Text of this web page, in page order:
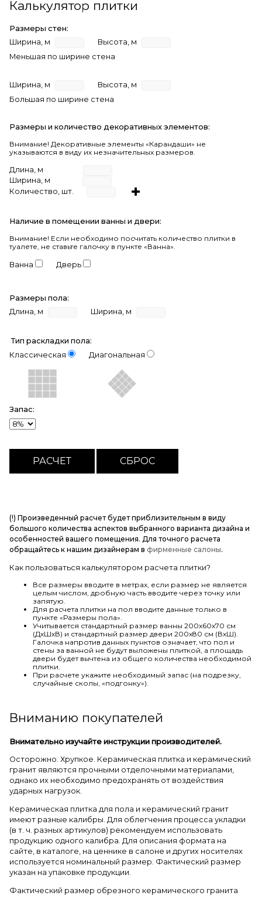
Калькулятор плитки
Размеры стен:
Ширина, м
Высота, м
Меньшая по ширине стена
Ширина, м
Высота, м
Большая по ширине стена
Размеры и количество декоративных элементов:
Внимание! Декоративные элементы «Карандаши» не
указываются в виду их незначительных размеров.
Длина, м
Ширина, м
Количество, шт.
Наличие в помещении ванны и двери:
Внимание! Если необходимо посчитать количество плитки в
туалете, не ставьте галочку в пункте «Ванна».
Ванна Дверь
Размеры пола:
Длина, м
Ширина, м
Тип раскладки пола:
Классическая
Диагональная
Запас:
(!) Произведенный расчет будет приблизительным в виду
большого количества аспектов выбранного варианта дизайна и
особенностей вашего помещения. Для точного расчета
обращайтесь к нашим дизайнерам в фирменные салоны.
Как пользоваться калькулятором расчета плитки?
Все размеры вводите в метрах, если размер не является
целым числом, дробную часть вводите через точку или
запятую.
Для расчета плитки на пол вводите данные только в
пункте «Размеры пола».
Учитывается стандартный размер ванны 200х60х70 см
(ДхШхВ) и стандартный размер двери 200х80 см (ВхШ).
Галочка напротив данных пунктов означает, что пол и
стены за ванной не будут выложены плиткой, а площадь
двери будет вычтена из общего количества необходимой
плитки.
При расчете укажите необходимый запас (на подрезку,
случайные сколы, «подгонку»).
Вниманию покупателей
Внимательно изучайте инструкции производителей.
Осторожно. Хрупкое. Керамическая плитка и керамический
гранит являются прочными отделочными материалами,
однако их необходимо предохранять от воздействия
ударных нагрузок.
Керамическая плитка для пола и керамический гранит
имеют разные калибры. Для облегчения процесса укладки
(в т. ч. разных артикулов) рекомендуем использовать
продукцию одного калибра. Для описания формата на
сайте, в каталоге, на ценнике в салоне и других носителях
используется номинальный размер. Фактический размер
указан на упаковке продукции.
Фактический размер обрезного керамического гранита